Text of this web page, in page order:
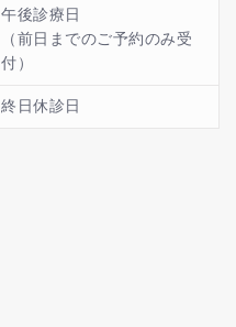
午後診療日
（前日までのご予約のみ受
付）
終日休診日